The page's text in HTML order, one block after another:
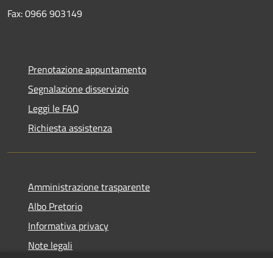
Fax: 0966 903149
Prenotazione appuntamento
Segnalazione disservizio
Leggi le FAQ
Richiesta assistenza
Amministrazione trasparente
Albo Pretorio
Informativa privacy
Note legali